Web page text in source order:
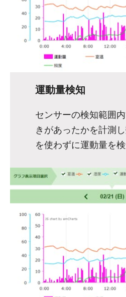
運動量検知
センサーの検知範囲
きがあったかを計測
を使わずに運動量を